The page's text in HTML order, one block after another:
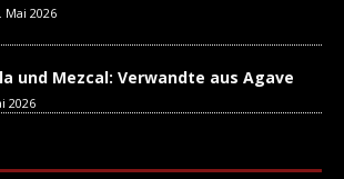
Mai 2026
und Mezcal: Verwandte aus Agave
2026